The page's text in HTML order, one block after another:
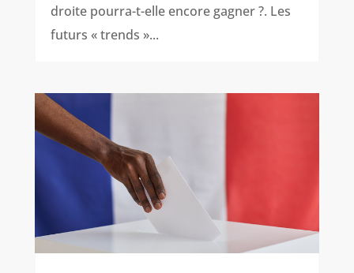
droite pourra-t-elle encore gagner ?. Les
futurs « trends »...